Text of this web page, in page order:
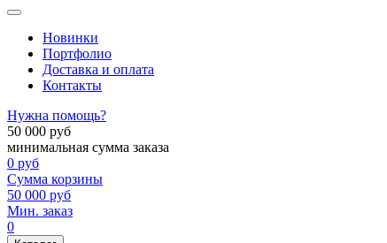
Новинки
Портфолио
Доставка и оплата
Контакты
Нужна помощь?
50 000 руб
минимальная сумма заказа
0 руб
Сумма корзины
50 000 руб
Мин. заказ
0